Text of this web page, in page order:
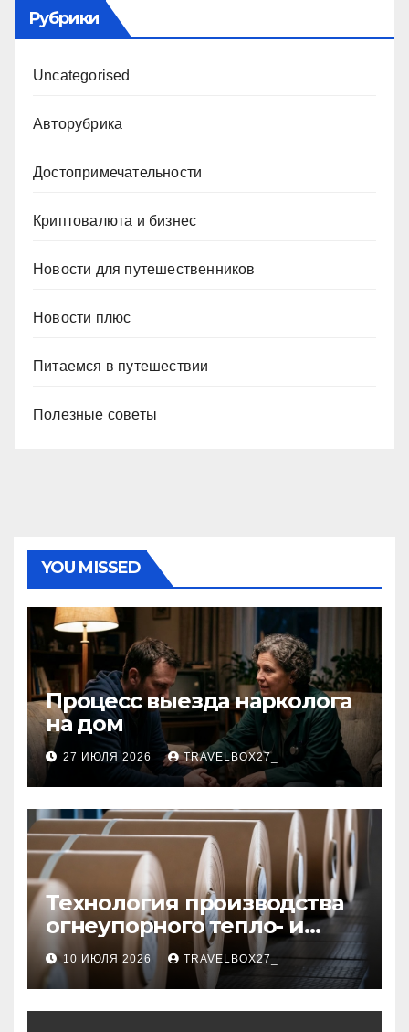
Рубрики
Uncategorised
Авторубрика
Достопримечательности
Криптовалюта и бизнес
Новости для путешественников
Новости плюс
Питаемся в путешествии
Полезные советы
YOU MISSED
Процесс выезда нарколога
на дом
27 ИЮЛЯ 2026 TRAVELBOX27_
Технология производства
огнеупорного тепло- и
звукоизоляционного
картона из
муллитокремнеземистого
волокна
10 ИЮЛЯ 2026 TRAVELBOX27_